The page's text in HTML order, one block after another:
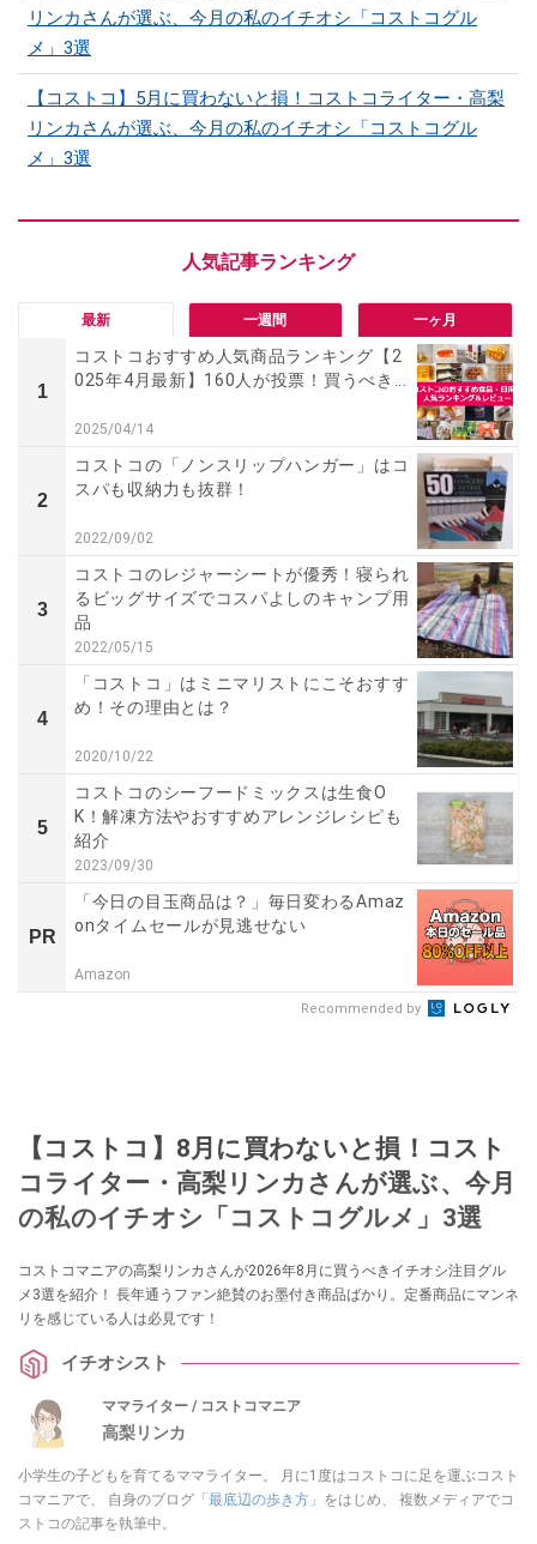
リンカさんが選ぶ、今月の私のイチオシ「コストコグル
メ」3選
【コストコ】5月に買わないと損！コストコライター・高梨
リンカさんが選ぶ、今月の私のイチオシ「コストコグル
メ」3選
最新 一週間 一ヶ月
1
コストコおすすめ人気商品ランキング【2
025年4月最新】160人が投票！買うべき...
2025/04/14
2
コストコの「ノンスリップハンガー」はコ
スパも収納力も抜群！
2022/09/02
3
コストコのレジャーシートが優秀！寝られ
るビッグサイズでコスパよしのキャンプ用
品
2022/05/15
4
「コストコ」はミニマリストにこそおすす
め！その理由とは？
2020/10/22
5
コストコのシーフードミックスは生食O
K！解凍方法やおすすめアレンジレシピも
紹介
2023/09/30
PR
「今日の目玉商品は？」毎日変わるAmaz
onタイムセールが見逃せない
Amazon
Recommended by
【コストコ】8月に買わないと損！コスト
コライター・高梨リンカさんが選ぶ、今月
の私のイチオシ「コストコグルメ」3選
コストコマニアの高梨リンカさんが2026年8月に買うべきイチオシ注目グル
メ3選を紹介！ 長年通うファン絶賛のお墨付き商品ばかり。定番商品にマンネ
リを感じている人は必見です！
イチオシスト
ママライター / コストコマニア
高梨リンカ
小学生の子どもを育てるママライター。 月に1度はコストコに足を運ぶコスト
コマニアで、 自身のブログ 「最底辺の歩き方」 をはじめ、 複数メディアでコ
ストコの記事を執筆中。